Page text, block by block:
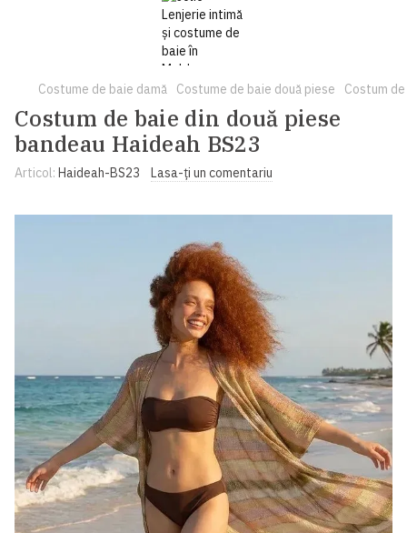
Costume de baie damă Costume de baie două piese Costum
Costum de baie din două piese
bandeau Haideah BS23
Articol: Haideah-BS23 Lasa-ți un comentariu